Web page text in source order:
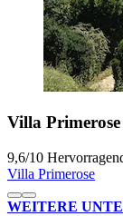
Villa Primerose
9,6/10
Villa Primerose
WEITERE